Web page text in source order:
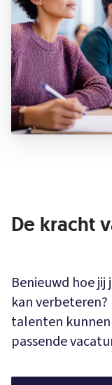
De kracht
Benieuwd hoe
kan
talenten
passende